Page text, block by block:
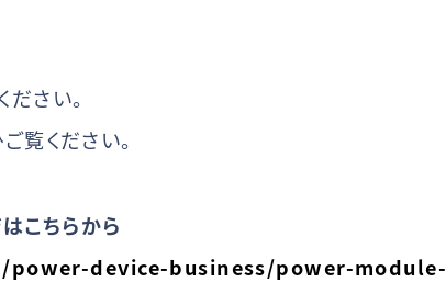
さい。
覧ください。
こちらから
device-business/power-